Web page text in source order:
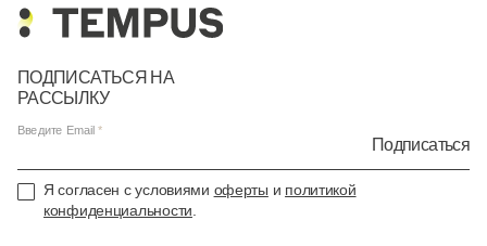
ПОДПИСАТЬСЯ НА
РАССЫЛКУ
Введите Email
Подписаться
Я согласен с условиями оферты и политикой
конфиденциальности